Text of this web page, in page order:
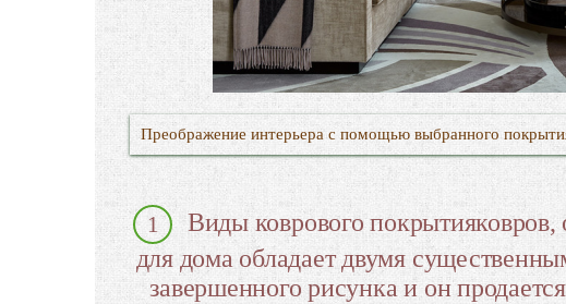
Преображение интерьера с помощью выбранного
Виды коврового покрытияковров,
для дома обладает двумя
завершенного рисунка и он